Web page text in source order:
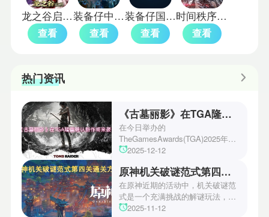
龙之谷启程手机版
查看
装备仔中文版
查看
装备仔国际服
查看
时间秩序(测试服)
查看
热门资讯
《古墓丽影》在TGA隆重确认新作将来袭！
在今日举办的
TheGamesAwards(TGA)2025年度
游戏颁奖典礼中，古墓丽影系列公
场资讯让众多玩家们都非常期待！
本次官方也宣布游戏将于2027年登
陆PS5、Xbox以及PC平台！有兴
趣的玩家们可以继续留守鲶鱼网！
2025-12-12
原神机关破谜范式第四关通关方法
在原神近期的活动中，机关破谜范
式是一个充满挑战的解谜玩法，其
中第四关是许多玩家遇到困难的地
2025-11-12